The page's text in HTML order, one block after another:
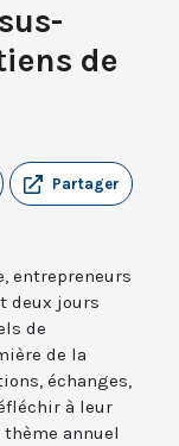
de
Partager
entrepreneurs
deux jours
de
de la
échanges,
à leur
annuel